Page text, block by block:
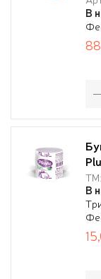
В
ТМ:
В